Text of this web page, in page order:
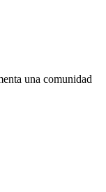
una comunidad